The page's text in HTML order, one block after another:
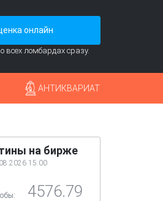
онлайн
всех ломбардах сразу.
АНТИКВАРИАТ
на бирже
15:00
4576.79